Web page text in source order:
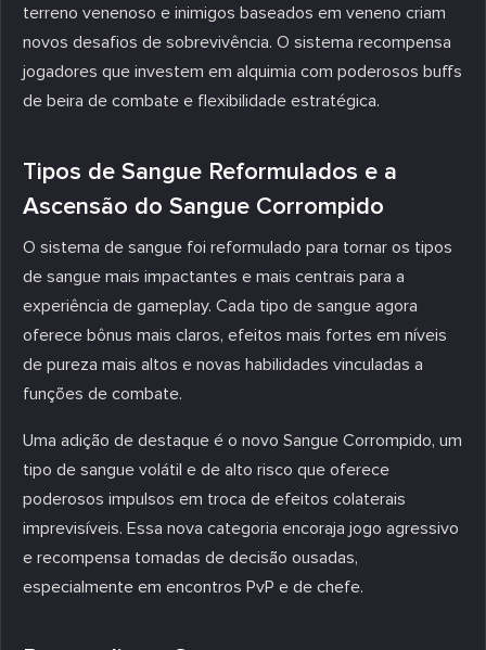
terreno venenoso e inimigos baseados em veneno criam
novos desafios de sobrevivência. O sistema recompensa
jogadores que investem em alquimia com poderosos buffs
de beira de combate e flexibilidade estratégica.
Tipos de Sangue Reformulados e a
Ascensão do Sangue Corrompido
O sistema de sangue foi reformulado para tornar os tipos
de sangue mais impactantes e mais centrais para a
experiência de gameplay. Cada tipo de sangue agora
oferece bônus mais claros, efeitos mais fortes em níveis
de pureza mais altos e novas habilidades vinculadas a
funções de combate.
Uma adição de destaque é o novo Sangue Corrompido, um
tipo de sangue volátil e de alto risco que oferece
poderosos impulsos em troca de efeitos colaterais
imprevisíveis. Essa nova categoria encoraja jogo agressivo
e recompensa tomadas de decisão ousadas,
especialmente em encontros PvP e de chefe.